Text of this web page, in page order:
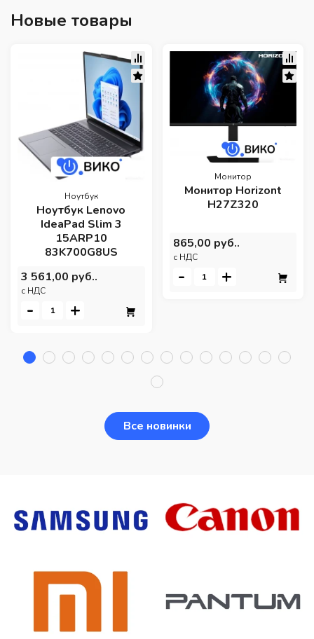
Новые товары
Ноутбук
Ноутбук Lenovo
IdeaPad Slim 3
15ARP10
83K700G8US
3 561,00 руб..
c НДС
- +
Монитор
Монитор Horizont
H27Z320
865,00 руб..
c НДС
- +
Все новинки